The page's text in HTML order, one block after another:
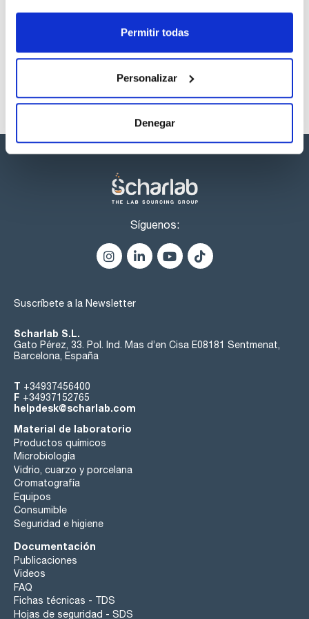
Permitir todas
Personalizar
Denegar
listos para una entrega inmediata.
Síguenos:
Suscríbete a la Newsletter
Scharlab S.L.
Gato Pérez, 33. Pol. Ind. Mas d’en Cisa E08181 Sentmenat,
Barcelona, España
T +34937456400
F +34937152765
helpdesk@scharlab.com
Material de laboratorio
Productos químicos
Microbiología
Vidrio, cuarzo y porcelana
Cromatografía
Equipos
Consumible
Seguridad e higiene
Documentación
Publicaciones
Videos
FAQ
Fichas técnicas - TDS
Hojas de seguridad - SDS